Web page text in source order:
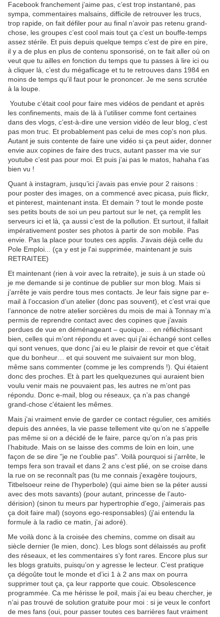
Facebook franchement j’aime pas, c’est trop instantané, pas
sympa, commentaires malsains, difficile de retrouver les trucs,
trop rapide, on fait défiler pour au final n’avoir pas retenu grand-
chose, les groupes c’est cool mais tout ça c’est un bouffe-temps
assez stérile. Et puis depuis quelque temps c’est de pire en pire,
il y a de plus en plus de contenu sponsorisé, on te fait aller où on
veut que tu ailles en fonction du temps que tu passes à lire ici ou
à cliquer là, c’est du mégaflicage et tu te retrouves dans 1984 en
moins de temps qu’il faut pour le prononcer. Je me sens scrutée
à la loupe.
Youtube c’était cool pour faire mes vidéos de pendant et après
les confinements, mais de là à l’utiliser comme font certaines
dans des vlogs, c’est-à-dire une version vidéo de leur blog, c’est
pas mon truc. Et probablement pas celui de mes cop's non plus.
Autant je suis contente de faire une vidéo si ça peut aider, donner
envie aux copines de faire des trucs, autant passer ma vie sur
youtube c’est pas pour moi. Et puis j’ai pas le matos, hahaha t'as
bien vu !
Quant à instagram, jusqu’ici j’avais pas envie pour 2 raisons :
pour poster des images, on a commencé avec picasa, puis flickr,
et pinterest, maintenant insta. Et demain ? tout le monde poste
ses petits bouts de soi un peu partout sur le net, ça remplit les
serveurs ici et là, ça aussi c’est de la pollution. Et surtout, il fallait
impérativement poster ses photos à partir de son mobile. Pas
envie. Pas la place pour toutes ces applis. J'avais déjà celle du
Pole Emploi... (ça y est je l'ai supprimée, maintenant je suis
RETRAITEE)
Et maintenant (rien à voir avec la retraite), je suis à un stade où
je me demande si je continue de publier sur mon blog. Mais si
j’arrête je vais perdre tous mes contacts. Je leur fais signe par e-
mail à l’occasion d’un atelier (donc pas souvent), et c’est vrai que
l’annonce de notre atelier sorcières du mois de mai à Tonnay m’a
permis de reprendre contact avec des copines que j’avais
perdues de vue en déménageant – quoique… en réfléchissant
bien, celles qui m’ont répondu et avec qui j’ai échangé sont celles
qui sont venues, que donc j’ai eu le plaisir de revoir et que c’était
que du bonheur… et qui souvent me suivaient sur mon blog,
même sans commenter (comme je les comprends !). Qui étaient
donc des proches. Et à part les quelquezunes qui auraient bien
voulu venir mais ne pouvaient pas, les autres ne m’ont pas
répondu. Donc e-mail, blog ou réseaux, ça n’a pas changé
grand-chose c'étaient les mêmes.
Mais j’ai vraiment envie de garder ce contact régulier, ces amitiés
depuis des années, la vie passe tellement vite qu’on ne s’appelle
pas même si on a décidé de le faire, parce qu’on n’a pas pris
l’habitude. Mais on se laisse des comms de loin en loin, une
façon de se dire "je ne t'oublie pas". Voilà pourquoi si j’arrête, le
temps fera son travail et dans 2 ans c’est plié, on se croise dans
la rue on se reconnaît pas (tu me connais j'exagère toujours,
Titbelsoeur reine de l’hyperbole) (qui aime bien se la péter aussi
avec des mots savants) (pour autant, princesse de l’auto-
dérision) (sinon tu meurs par hypertrophie d’ego, j’aimerais pas
ça doit faire mal) (soyons ego-responsables) (j'ai entendu la
formule à la radio ce matin, j'ai adoré).
Me voilà donc à la croisée des chemins, comme on disait au
siècle dernier (le mien, donc). Les blogs sont délaissés au profit
des réseaux, et les commentaires s’y font rares. Encore plus sur
les blogs gratuits, puisqu’on y agresse le lecteur. C’est pratique
ça dégoûte tout le monde et d’ici 1 à 2 ans max on pourra
supprimer tout ça, ça leur rapporte que couic. Obsolescence
programmée. Ca me hérisse le poil, mais j’ai eu beau chercher, je
n’ai pas trouvé de solution gratuite pour moi : si je veux le confort
de mes fans (oui, pour passer toutes ces barrières faut vraiment